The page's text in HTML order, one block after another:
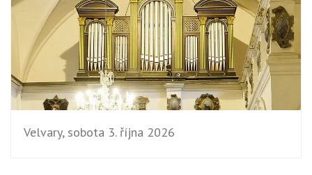
Velvary, sobota 3. října 2026